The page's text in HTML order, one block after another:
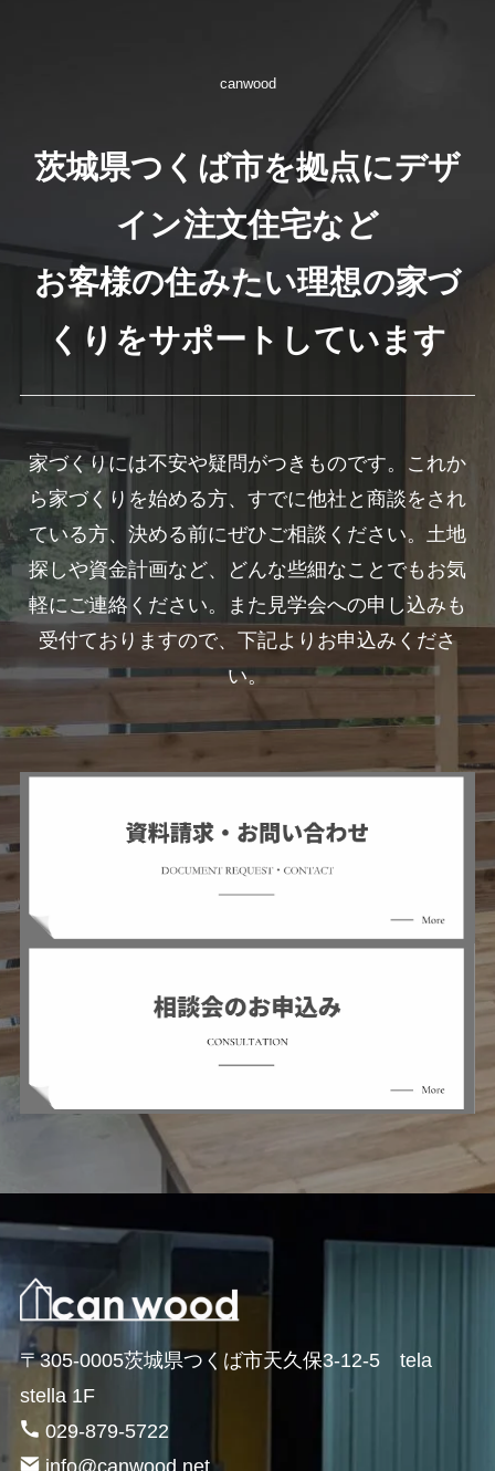
canwood
茨城県つくば市を拠点にデザ
イン注文住宅など
お客様の住みたい理想の家づ
くりをサポートしています
家づくりには不安や疑問がつきものです。これか
ら家づくりを始める方、すでに他社と商談をされ
ている方、決める前にぜひご相談ください。土地
探しや資金計画など、どんな些細なことでもお気
軽にご連絡ください。また見学会への申し込みも
受付ておりますので、下記よりお申込みくださ
い。
〒305-0005茨城県つくば市天久保3-12-5 tela
stella 1F
029-879-5722
info@canwood.net